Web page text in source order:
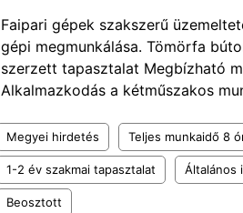
Faipari gépek szakszerű
gépi megmunkálása. Tömörfa
szerzett tapasztalat Megbízható
Alkalmazkodás a kétműszakos
Megyei hirdetés Teljes munkaidő 8
1-2 év szakmai tapasztalat Általános
Beosztott